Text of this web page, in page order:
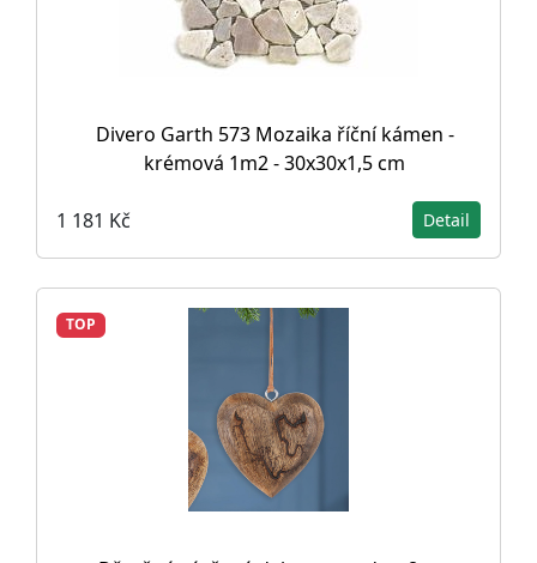
Divero Garth 573 Mozaika říční kámen -
krémová 1m2 - 30x30x1,5 cm
1 181 Kč Detail
TOP